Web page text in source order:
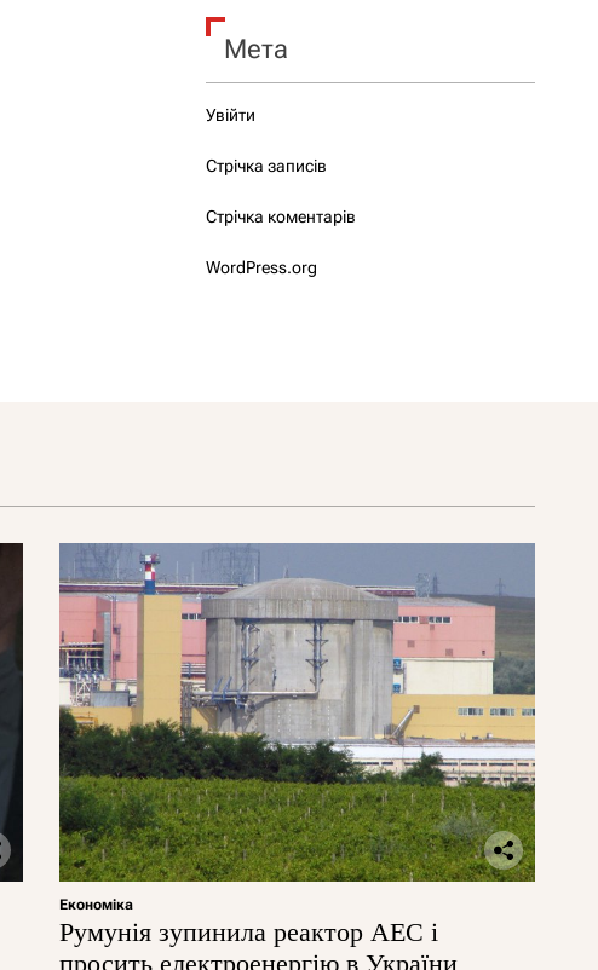
Мета
Увійти
Стрічка записів
Стрічка коментарів
WordPress.org
Економіка
Румунія зупинила реактор АЕС і
просить електроенергію в України